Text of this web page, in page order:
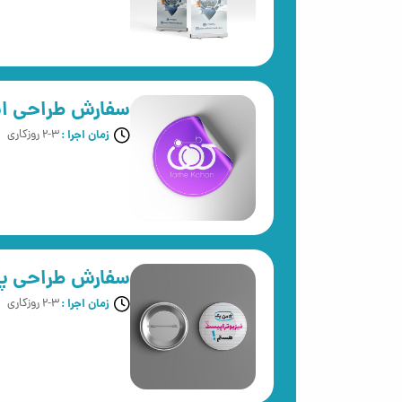
سفارش طراحی
زمان اجرا :2-3 روزکاری
سفارش طراحی
زمان اجرا :2-3 روزکاری